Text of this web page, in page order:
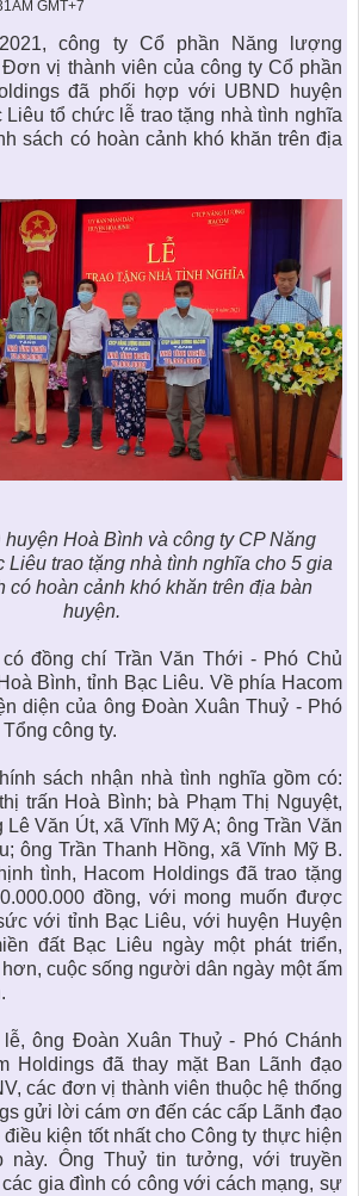
XÃ HÔI
ĐÁP
THUỶ
GMT+7
công ty Cổ phần Năng lượng
vị thành viên của công ty Cổ phần
đã phối hợp với UBND huyện
Liêu tổ chức lễ trao tặng nhà tình nghĩa
sách có hoàn cảnh khó khăn trên địa
Hoà Bình và công ty CP Năng
Liêu trao tặng nhà tình nghĩa cho 5 gia
có hoàn cảnh khó khăn trên địa bàn
huyện.
đồng chí Trần Văn Thới - Phó Chủ
Bình, tỉnh Bạc Liêu. Về phía Hacom
diện của ông Đoàn Xuân Thuỷ - Phó
công ty.
sách nhận nhà tình nghĩa gồm có:
trấn Hoà Bình; bà Phạm Thị Nguyệt,
Văn Út, xã Vĩnh Mỹ A; ông Trần Văn
ông Trần Thanh Hồng, xã Vĩnh Mỹ B.
tình, Hacom Holdings đã trao tặng
đồng, với mong muốn được
với tỉnh Bạc Liêu, với huyện Huyện
đất Bạc Liêu ngày một phát triển,
cuộc sống người dân ngày một ấm
ông Đoàn Xuân Thuỷ - Phó Chánh
Holdings đã thay mặt Ban Lãnh đạo
các đơn vị thành viên thuộc hệ thống
gửi lời cám ơn đến các cấp Lãnh đạo
kiện tốt nhất cho Công ty thực hiện
này. Ông Thuỷ tin tưởng, với truyền
gia đình có công với cách mạng, sự